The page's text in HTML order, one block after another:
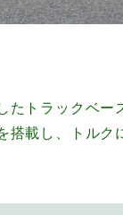
トラックベ
載し、トルク